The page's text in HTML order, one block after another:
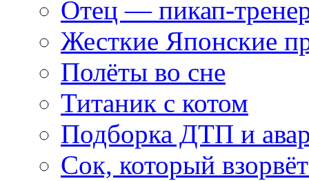
Отец — пикап-
Жесткие Японские
Полёты во сне
Титаник с котом
Подборка ДТП и
Сок, который